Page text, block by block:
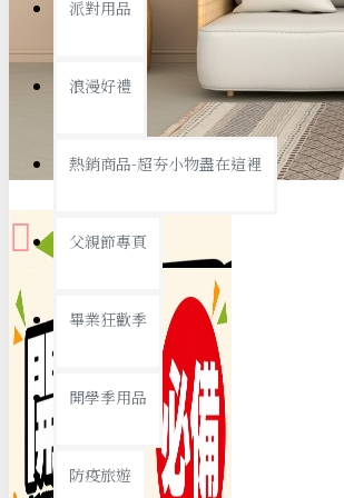
置物架/收納櫃
銅板精選
19元專區
39元專區
派對用品
浪漫好禮
熱銷商品-超夯小物盡在這裡
父親節專頁
畢業狂歡季
開學季用品
防疫旅遊